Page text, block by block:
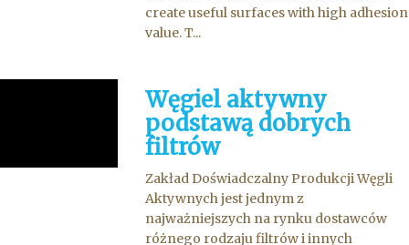
create useful surfaces with high adhesion
value. T...
Węgiel aktywny
podstawą dobrych
filtrów
Zakład Doświadczalny Produkcji Węgli
Aktywnych jest jednym z
najważniejszych na rynku dostawców
różnego rodzaju filtrów i innych